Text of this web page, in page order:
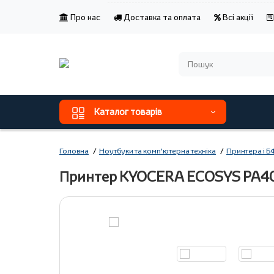
Про нас Доставка та оплата Всі акції
Каталог товарів
Головна Ноутбуки та комп'ютерна техніка Принтера і
Принтер KYOCERA ECOSYS